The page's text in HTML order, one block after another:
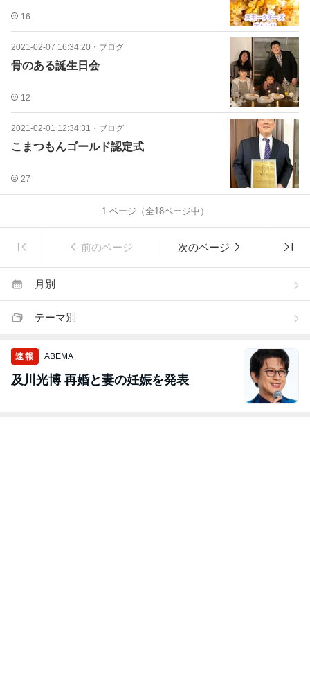
16
2021-02-07 16:34:20 ・ ブログ
骨のある誕生日会
12
2021-02-01 12:34:31 ・ ブログ
こまつもんゴールド認定式
27
1ページ（全18ページ中）
前のページ 次のページ
月別
テーマ別
速報 ABEMA
及川光博 再婚と妻の妊娠を発表